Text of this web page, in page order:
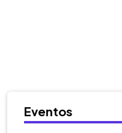
Eventos